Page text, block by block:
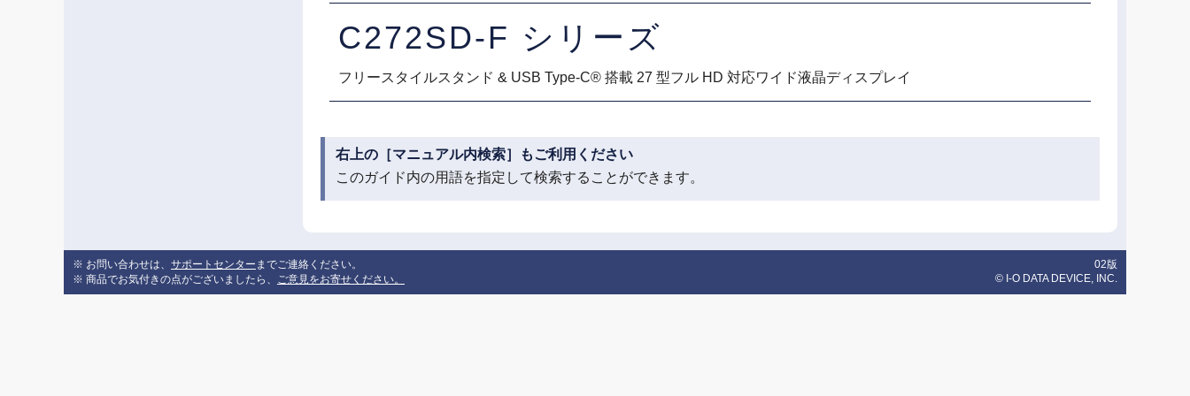
C272SD-F シリーズ
フリースタイルスタンド & USB Type-C® 搭載 27 型フル HD 対応ワイド液晶ディスプレイ
右上の［マニュアル内検索］もご利用ください
このガイド内の用語を指定して検索することができます。
※ お問い合わせは、 サポートセンター までご連絡ください。
※ 商品でお気付きの点がございましたら、
ご意見をお寄せください。
02版
© I-O DATA DEVICE, INC.